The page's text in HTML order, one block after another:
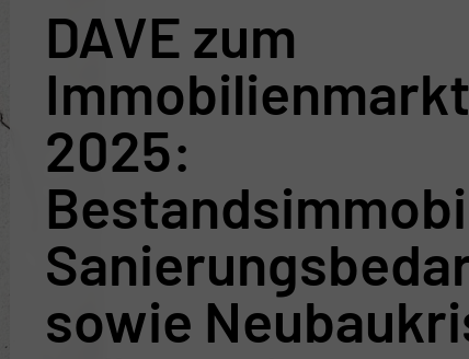
DAVE zum
Immobilienmarkt
2025:
sowie